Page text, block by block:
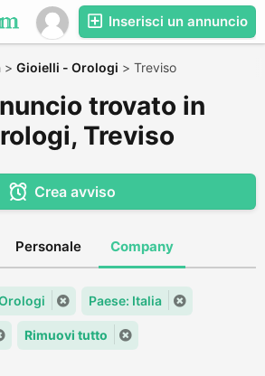
Inserisci un annuncio
> Gioielli - Orologi > Treviso
trovato in
Treviso
Crea avviso
Personale Company
Paese: Italia
Rimuovi tutto